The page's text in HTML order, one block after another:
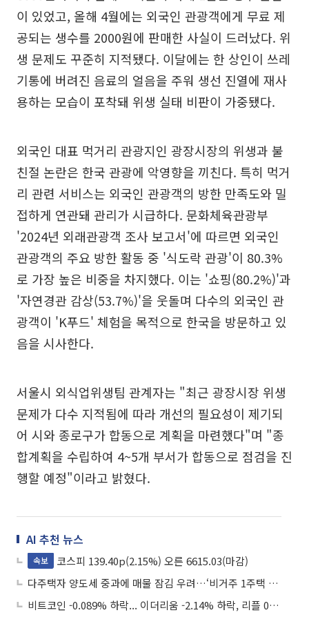
이 있었고, 올해 4월에는 외국인 관광객에게 무료 제
공되는 생수를 2000원에 판매한 사실이 드러났다. 위
생 문제도 꾸준히 지적됐다. 이달에는 한 상인이 쓰레
기통에 버려진 음료의 얼음을 주워 생선 진열에 재사
용하는 모습이 포착돼 위생 실태 비판이 가중됐다.
외국인 대표 먹거리 관광지인 광장시장의 위생과 불
친절 논란은 한국 관광에 악영향을 끼친다. 특히 먹거
리 관련 서비스는 외국인 관광객의 방한 만족도와 밀
접하게 연관돼 관리가 시급하다. 문화체육관광부
'2024년 외래관광객 조사 보고서'에 따르면 외국인
관광객의 주요 방한 활동 중 '식도락 관광'이 80.3%
로 가장 높은 비중을 차지했다. 이는 '쇼핑(80.2%)'과
'자연경관 감상(53.7%)'을 웃돌며 다수의 외국인 관
광객이 'K푸드' 체험을 목적으로 한국을 방문하고 있
음을 시사한다.
서울시 외식업위생팀 관계자는 "최근 광장시장 위생
문제가 다수 지적됨에 따라 개선의 필요성이 제기되
어 시와 종로구가 합동으로 계획을 마련했다"며 "종
합계획을 수립하여 4~5개 부서가 합동으로 점검을 진
행할 예정"이라고 밝혔다.
AI 추천 뉴스
속보
코스피 139.40p(2.15%) 오른 6615.03(마감)
다주택자 양도세 중과에 매물 잠김 우려…‘비거주 1주택 예외 카드’ 먹힐까
비트코인 -0.089% 하락... 이더리움 -2.14% 하락, 리플 0.31% 상승